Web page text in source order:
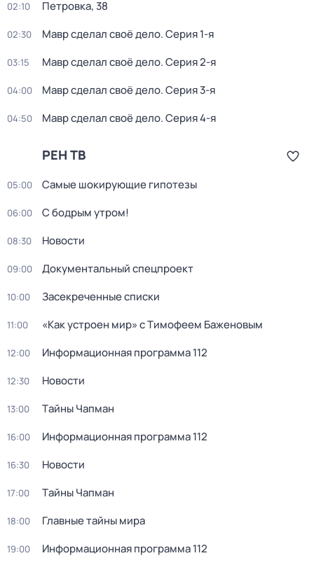
02:10 Петровка, 38
02:30 Мавр сделал своё дело. Серия 1-я
03:15 Мавр сделал своё дело. Серия 2-я
04:00 Мавр сделал своё дело. Серия 3-я
04:50 Мавр сделал своё дело. Серия 4-я
РЕН ТВ
05:00 Самые шoкиpующие гипотезы
06:00 С бодрым утром!
08:30 Новости
09:00 Документальный спецпроект
10:00 Зacекрeченные cписки
11:00 «Как устроен мир» с Тимофеем Баженовым
12:00 Информационная программа 112
12:30 Новости
13:00 Тaйны Чапман
16:00 Информационная программа 112
16:30 Новости
17:00 Тaйны Чапман
18:00 Главные тайны мира
19:00 Информационная программа 112